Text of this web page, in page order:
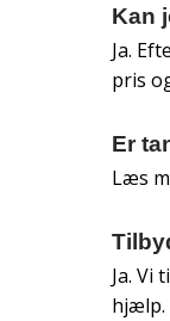
Kan
Ja.
pris
Er
Læs
Ja. Vi
hjælp.